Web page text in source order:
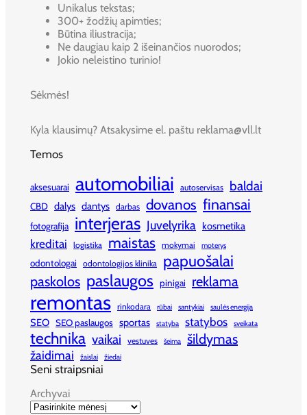
Unikalus tekstas;
300+ žodžių apimties;
Būtina iliustracija;
Ne daugiau kaip 2 išeinančios nuorodos;
Jokio neleistino turinio!
Sėkmės!
Kyla klausimų? Atsakysime el. paštu reklama@vll.lt
Temos
aksesuarai automobiliai autoservisas baldai
CBD dalys dantys darbas dovanos finansai
fotografija interjeras Juvelyrika kosmetika
kreditai logistika maistas mokymai moterys
odontologai odontologijos klinika papuošalai
paskolos paslaugos pinigai reklama
remontas rinkodara rūbai santykiai saulės energija
SEO SEO paslaugos sportas statyba statybos sveikata
technika vaikai vestuves šeima šildymas
žaidimai žaislai žiedai
Seni straipsniai
Archyvai